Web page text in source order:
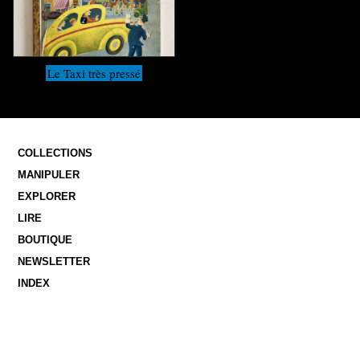
Le Taxi très pressé
COLLECTIONS
MANIPULER
EXPLORER
LIRE
BOUTIQUE
NEWSLETTER
INDEX